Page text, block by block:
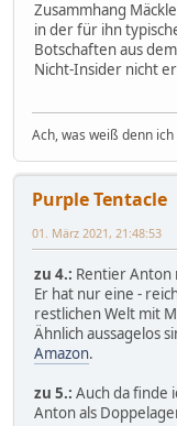
Zusammhang
in der für ihn
Botschaften aus
Nicht-Insider nicht
Ach, was weiß denn ich
Purple Tentacle
01. März 2021, 21:48:53
zu 4.: Rentier Anton
Er hat nur eine -
restlichen Welt mit
Ähnlich aussagelos
Amazon.
zu 5.: Auch da finde
Anton als